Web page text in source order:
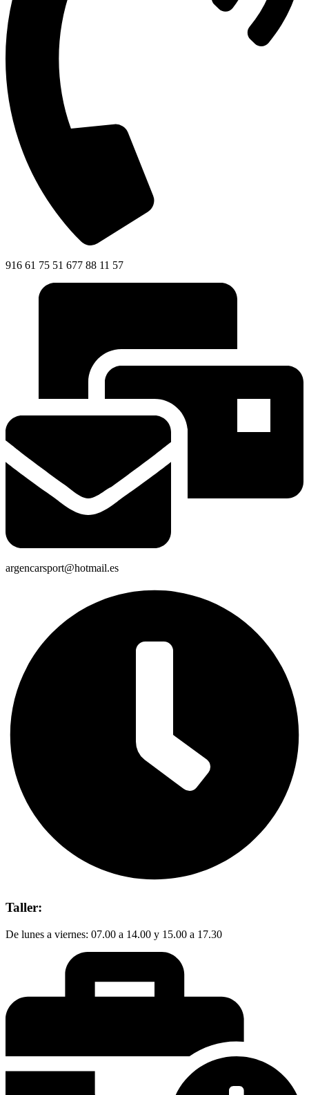
916 61 75 51 677 88 11 57
argencarsport@hotmail.es
Taller:
De lunes a viernes: 07.00 a 14.00 y 15.00 a 17.30